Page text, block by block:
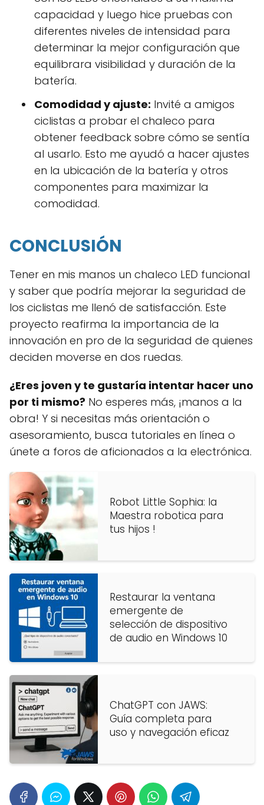
capacidad y luego hice pruebas con
diferentes niveles de intensidad para
determinar la mejor configuración que
equilibrara visibilidad y duración de la
batería.
Comodidad y ajuste: Invité a amigos
ciclistas a probar el chaleco para
obtener feedback sobre cómo se sentía
al usarlo. Esto me ayudó a hacer ajustes
en la ubicación de la batería y otros
componentes para maximizar la
comodidad.
CONCLUSIÓN
Tener en mis manos un chaleco LED funcional
y saber que podría mejorar la seguridad de
los ciclistas me llenó de satisfacción. Este
proyecto reafirma la importancia de la
innovación en pro de la seguridad de quienes
deciden moverse en dos ruedas.
¿Eres joven y te gustaría intentar hacer uno
por ti mismo? No esperes más, ¡manos a la
obra! Y si necesitas más orientación o
asesoramiento, busca tutoriales en línea o
únete a foros de aficionados a la electrónica.
Robot Little Sophia: la
Maestra robotica para
tus hijos !
Restaurar la ventana
emergente de
selección de dispositivo
de audio en Windows 10
ChatGPT con JAWS:
Guía completa para
uso y navegación eficaz